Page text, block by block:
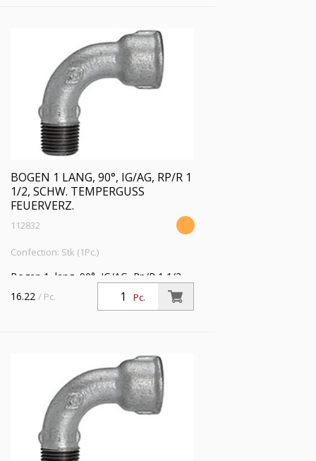
BOGEN 1 LANG, 90°, IG/AG, RP/R 1
1/2, SCHW. TEMPERGUSS
FEUERVERZ.
112832
Confection: Stk (1Pc.)
Bogen 1, lang, 90°, IG/AG, Rp/R 1 1/2,
Betriebstemperatur -20 °C bis 300 °C,
schwarzer Temperguss, feuerverzinkt,
Pc.
16.22 / Pc.